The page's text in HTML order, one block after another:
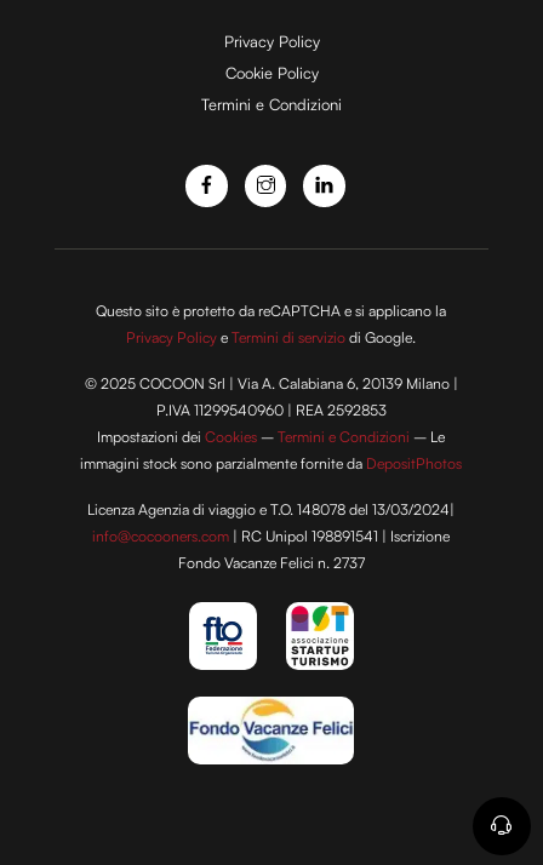
e
o
Privacy Policy
Cookie Policy
Termini e Condizioni
Questo sito è protetto da reCAPTCHA e si applicano la
Privacy Policy eTermini di servizio di Google.
© 2025 COCOON Srl | Via A. Calabiana 6, 20139 Milano |
P.IVA 11299540960 | REA 2592853
Impostazioni deiCookies –Termini e Condizioni – Le
immagini stock sono parzialmente fornite da DepositPhotos
Licenza Agenzia di viaggio e T.O. 148078 del 13/03/2024|
info@cocooners.com | RC Unipol 198891541 | Iscrizione
Fondo Vacanze Felici n. 2737